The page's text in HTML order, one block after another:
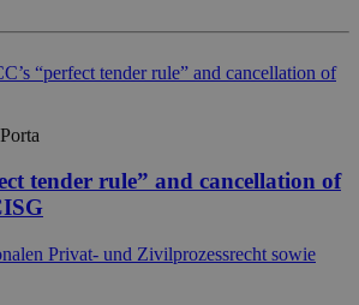
tender rule” and cancellation of
Privat- und Zivilprozessrecht sowie